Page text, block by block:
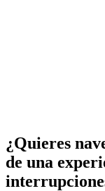
¿Quieres
de una